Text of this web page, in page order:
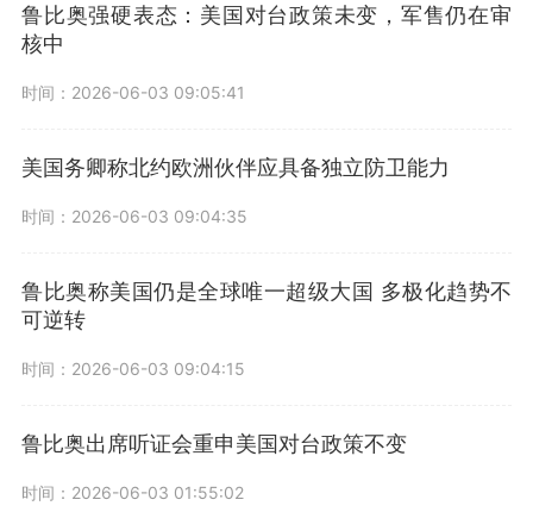
鲁比奥强硬表态：美国对台政策未变，军售仍在审
核中
时间：2026-06-03 09:05:41
美国务卿称北约欧洲伙伴应具备独立防卫能力
时间：2026-06-03 09:04:35
鲁比奥称美国仍是全球唯一超级大国 多极化趋势不
可逆转
时间：2026-06-03 09:04:15
鲁比奥出席听证会重申美国对台政策不变
时间：2026-06-03 01:55:02